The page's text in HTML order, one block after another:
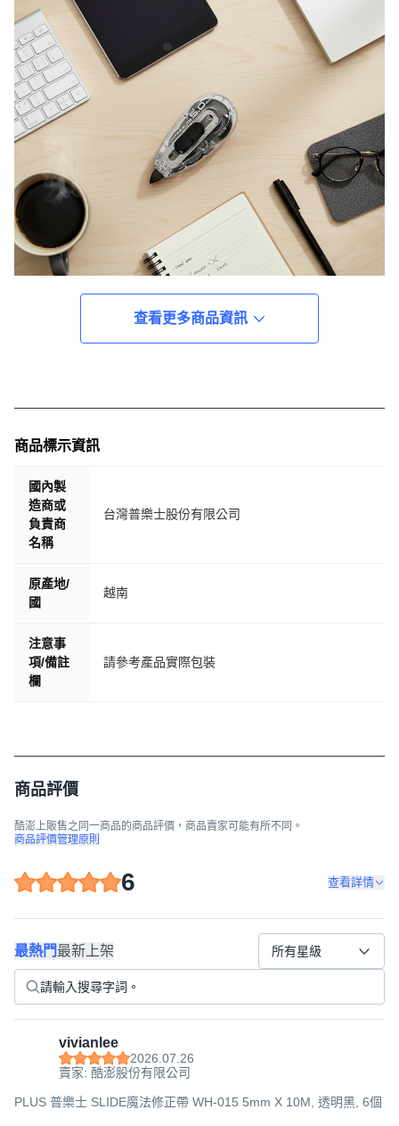
查看更多商品資訊
商品標示資訊
國內製
造商或
負責商
名稱
台灣普樂士股份有限公司
原產地/
國
越南
注意事
項/備註
欄
請參考產品實際包裝
商品評價
酷澎上販售之同一商品的商品評價，商品賣家可能有所不同。
商品評價管理原則
6 查看詳情
最熱門最新上架 所有星級
vivianlee
2026.07.26
賣家: 酷澎股份有限公司
PLUS 普樂士 SLIDE魔法修正帶 WH-015 5mm X 10M, 透明黑, 6個